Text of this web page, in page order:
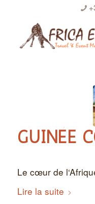
GUINÉE
Le cœur de
Lire la suite